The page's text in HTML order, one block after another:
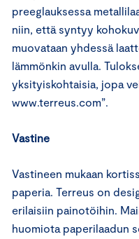
preeglauksessa
niin, että syntyy
muovataan yhdessä
lämmönkin avulla.
yksityiskohtaisia, jopa
www.terreus.com”.
Vastine
Vastineen mukaan
paperia. Terreus on
erilaisiin painotöihin.
huomiota paperilaadun